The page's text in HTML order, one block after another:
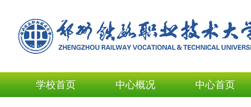
学校首页 中心概况 中心首页